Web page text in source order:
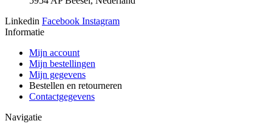
Linkedin Facebook Instagram
Informatie
Mijn account
Mijn bestellingen
Mijn gegevens
Bestellen en retourneren
Contactgegevens
Navigatie